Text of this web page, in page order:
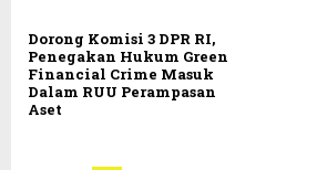
Dorong Komisi 3 DPR RI,
Penegakan Hukum Green
Financial Crime Masuk
Dalam RUU Perampasan
Aset